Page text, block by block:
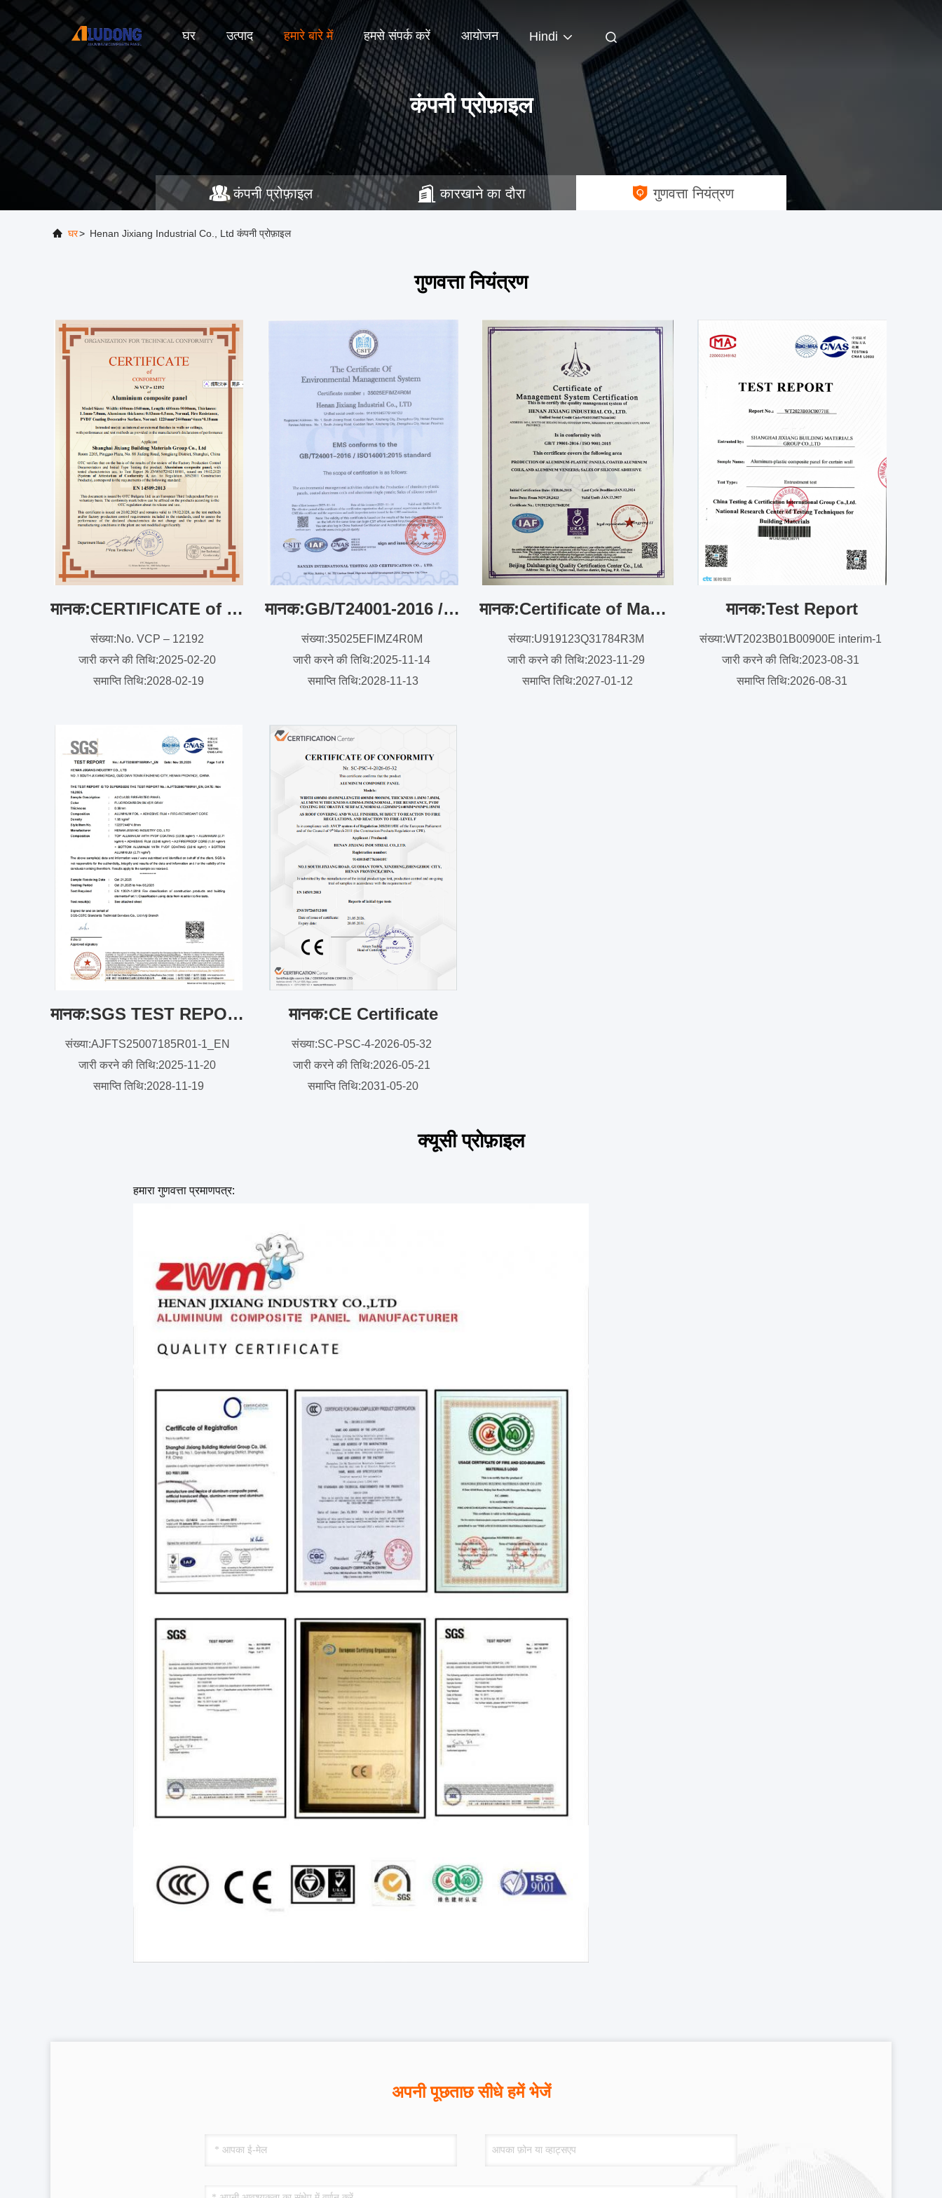
घर उत्पाद हमारे बारे में हमसे संपर्क करें आयोजन Hindi
कंपनी प्रोफ़ाइल
कंपनी प्रोफ़ाइल कारखाने का दौरा गुणवत्ता नियंत्रण
घर> Henan Jixiang Industrial Co., Ltd कंपनी प्रोफ़ाइल
गुणवत्ता नियंत्रण
मानक:CERTIFICATE of CONFORMITY EN 14509:2013
संख्या:No. VCP – 12192
जारी करने की तिथि:2025-02-20
समाप्ति तिथि:2028-02-19
मानक:GB/T24001-2016 / ISO14001:2015 The Certificate Of Environmental Management System
संख्या:35025EFIMZ4R0M
जारी करने की तिथि:2025-11-14
समाप्ति तिथि:2028-11-13
मानक:Certificate of Management System Certification GB/T 19001-2016 / ISO 9001:2015
संख्या:U919123Q31784R3M
जारी करने की तिथि:2023-11-29
समाप्ति तिथि:2027-01-12
मानक:Test Report
संख्या:WT2023B01B00900E interim-1
जारी करने की तिथि:2023-08-31
समाप्ति तिथि:2026-08-31
मानक:SGS TEST REPORT
संख्या:AJFTS25007185R01-1_EN
जारी करने की तिथि:2025-11-20
समाप्ति तिथि:2028-11-19
मानक:CE Certificate
संख्या:SC-PSC-4-2026-05-32
जारी करने की तिथि:2026-05-21
समाप्ति तिथि:2031-05-20
क्यूसी प्रोफ़ाइल
हमारा गुणवत्ता प्रमाणपत्र:
अपनी पूछताछ सीधे हमें भेजें